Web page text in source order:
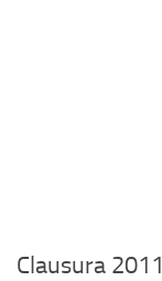
Clausura 2011